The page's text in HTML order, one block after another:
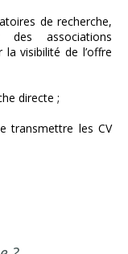
de recherche,
associations
visibilité de l’offre
directe ;
transmettre les CV